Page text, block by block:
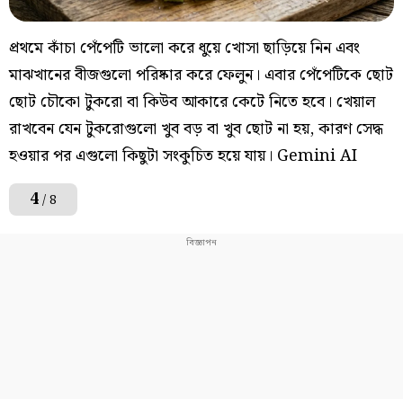
প্রথমে কাঁচা পেঁপেটি ভালো করে ধুয়ে খোসা ছাড়িয়ে নিন এবং
মাঝখানের বীজগুলো পরিষ্কার করে ফেলুন। এবার পেঁপেটিকে ছোট
ছোট চৌকো টুকরো বা কিউব আকারে কেটে নিতে হবে। খেয়াল
রাখবেন যেন টুকরোগুলো খুব বড় বা খুব ছোট না হয়, কারণ সেদ্ধ
হওয়ার পর এগুলো কিছুটা সংকুচিত হয়ে যায়। Gemini AI
4/ 8